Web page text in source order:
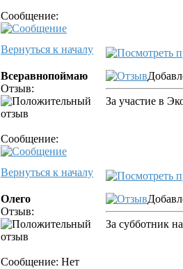
Сообщение:
Вернуться к началу
Всеравнопоймаю
Отзыв:
Сообщение:
За участие в
Вернуться к началу
Олего
Отзыв:
Сообщение: Нет
За субботник